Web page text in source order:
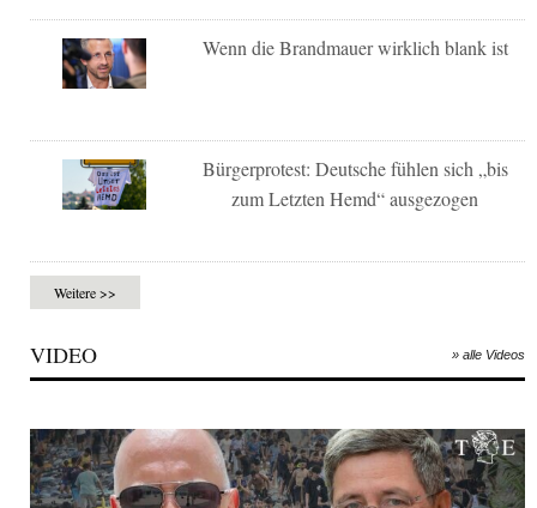
Wenn die Brandmauer wirklich blank ist
Bürgerprotest: Deutsche fühlen sich „bis
zum Letzten Hemd“ ausgezogen
Weitere >>
VIDEO » alle Videos